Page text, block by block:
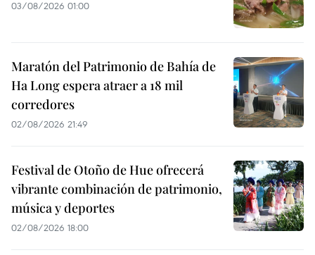
03/08/2026 01:00
Maratón del Patrimonio de Bahía de
Ha Long espera atraer a 18 mil
corredores
02/08/2026 21:49
Festival de Otoño de Hue ofrecerá
vibrante combinación de patrimonio,
música y deportes
02/08/2026 18:00